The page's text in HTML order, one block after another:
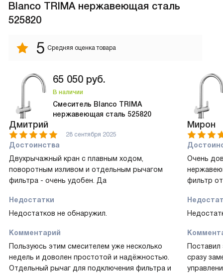
Blanco TRIMA нержавеющая сталь
525820
5 Средняя оценка товара
65 050 руб.
В наличии
Смеситель Blanco TRIMA
нержавеющая сталь 525820
Дмитрий
28 сентября 2025
Достоинства
Двухрычажный кран с плавным ходом,
поворотным изливом и отдельным рычагом
фильтра - очень удобен. Да
Недостатки
Недостатков не обнаружил.
Комментарий
Пользуюсь этим смесителем уже несколько
недель и доволен простотой и надёжностью.
Отдельный рычаг для подключения фильтра и
Мирон
Очень
фильтр
Поставил
сразу